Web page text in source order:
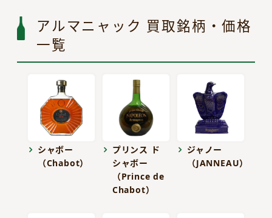
アルマニャック 買取銘柄・価格
一覧
シャボー
（Chabot）
プリンス ド
シャボー
（Prince de
Chabot）
ジャノー
（JANNEAU）